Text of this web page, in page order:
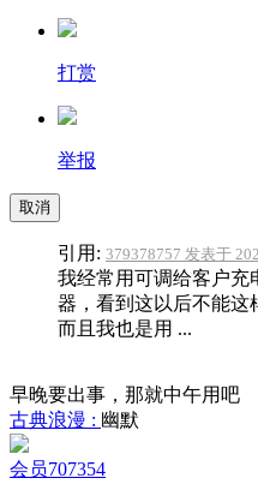
打赏
举报
取消
引用: 379378757 发表于
我经常用可调给客户充
器，看到这以后不能这
而且我也是用 ...
早晚要出事，那就中午用吧
古典浪漫 : 幽默
会员707354